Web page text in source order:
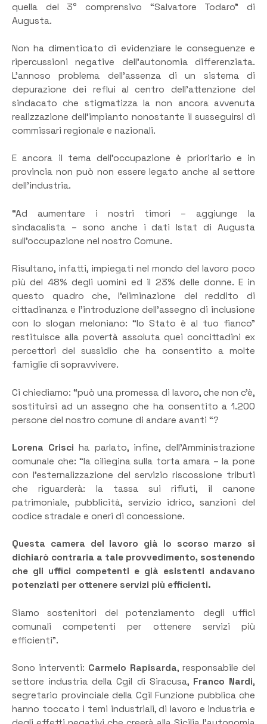
quella del 3° comprensivo “Salvatore Todaro” di
Augusta.
Non ha dimenticato di evidenziare le conseguenze e
ripercussioni negative dell’autonomia differenziata.
L’annoso problema dell’assenza di un sistema di
depurazione dei reflui al centro dell’attenzione del
sindacato che stigmatizza la non ancora avvenuta
realizzazione dell’impianto nonostante il susseguirsi di
commissari regionale e nazionali.
E ancora il tema dell’occupazione è prioritario e in
provincia non può non essere legato anche al settore
dell’industria.
“Ad aumentare i nostri timori – aggiunge la
sindacalista – sono anche i dati Istat di Augusta
sull’occupazione nel nostro Comune.
Risultano, infatti, impiegati nel mondo del lavoro poco
più del 48% degli uomini ed il 23% delle donne. E in
questo quadro che, l’eliminazione del reddito di
cittadinanza e l’introduzione dell’assegno di inclusione
con lo slogan meloniano: “lo Stato è al tuo fianco”
restituisce alla povertà assoluta quei concittadini ex
percettori del sussidio che ha consentito a molte
famiglie di sopravvivere.
Ci chiediamo: “può una promessa di lavoro, che non c’è,
sostituirsi ad un assegno che ha consentito a 1.200
persone del nostro comune di andare avanti “?
Lorena Crisci ha parlato, infine, dell’Amministrazione
comunale che: “la ciliegina sulla torta amara – la pone
con l’esternalizzazione del servizio riscossione tributi
che riguarderà: la tassa sui rifiuti, il canone
patrimoniale, pubblicità, servizio idrico, sanzioni del
codice stradale e oneri di concessione.
Questa camera del lavoro già lo scorso marzo si
dichiarò contraria a tale provvedimento, sostenendo
che gli uffici competenti e già esistenti andavano
potenziati per ottenere servizi più efficienti.
Siamo sostenitori del potenziamento degli uffici
comunali competenti per ottenere servizi più
efficienti”.
Sono interventi: Carmelo Rapisarda, responsabile del
settore industria della Cgil di Siracusa, Franco Nardi,
segretario provinciale della Cgil Funzione pubblica che
hanno toccato i temi industriali, di lavoro e industria e